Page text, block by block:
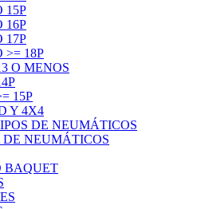
15P
16P
17P
>= 18P
O MENOS
15P
Y 4X4
DE NEUMÁTICOS
DE NEUMÁTICOS
BAQUET